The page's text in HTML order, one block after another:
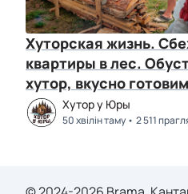
Хуторская жизнь.
квартиры в лес.
хутор, вкусно
отдыхаем с друзьями
Хутор у Юры
50 хвілін таму 2 511